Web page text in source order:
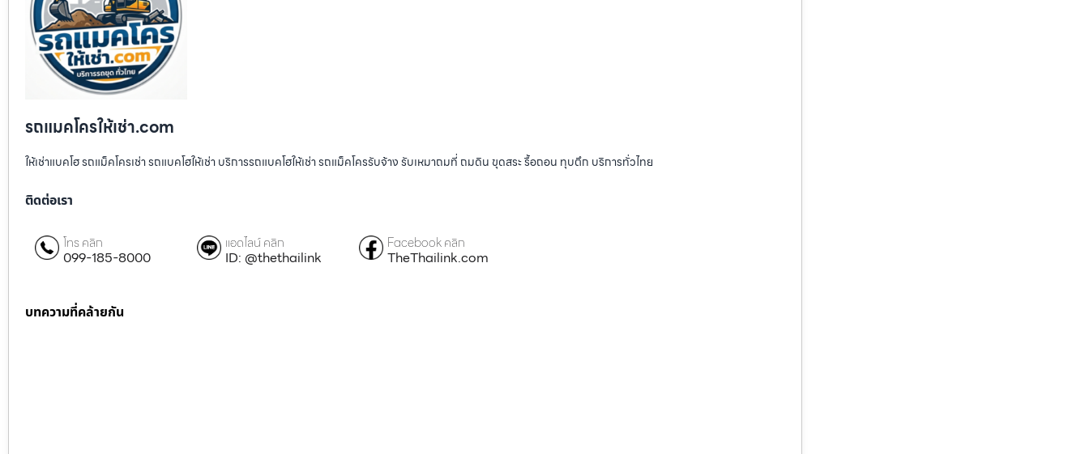
รถแมคโครให้เช่า.com
ให้เช่าแบคโฮ รถแม็คโครเช่า รถแบคโฮให้เช่า บริการรถแบคโฮให้เช่า รถแม็คโครรับจ้าง รับเหมาถมที่ ถมดิน ขุดสระ รื้อถอน ทุบตึก บริการทั่วไทย
ติดต่อเรา
โทร คลิก
099-185-8000
แอดไลน์ คลิก
ID: @thethailink
Facebook คลิก
TheThailink.com
บทความที่คล้ายกัน